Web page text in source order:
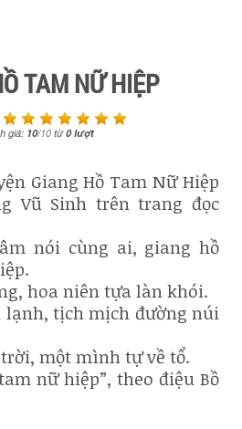
TAM NỮ HIỆP
giá: 10/10từ0lượt
Giang Hồ Tam Nữ Hiệp
Vũ Sinh trên trang đọc
nói cùng ai, giang hồ
hoa niên tựa làn khói.
lạnh, tịch mịch đường núi
một mình tự về tổ.
nữ hiệp”, theo điệu Bồ